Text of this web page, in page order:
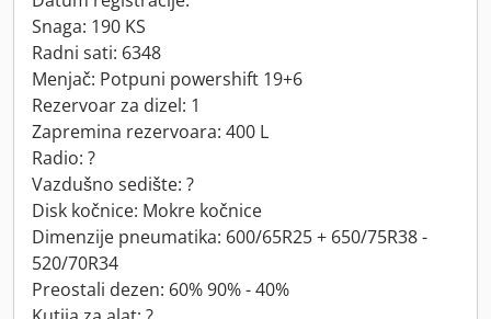
Snaga: 190 KS
Radni sati: 6348
Menjač: Potpuni powershift 19+6
Rezervoar za dizel: 1
Zapremina rezervoara: 400 L
Radio: ?
Vazdušno sedište: ?
Disk kočnice: Mokre kočnice
Dimenzije pneumatika: 600/65R25 + 650/75R38 -
520/70R34
Preostali dezen: 60% 90% - 40%